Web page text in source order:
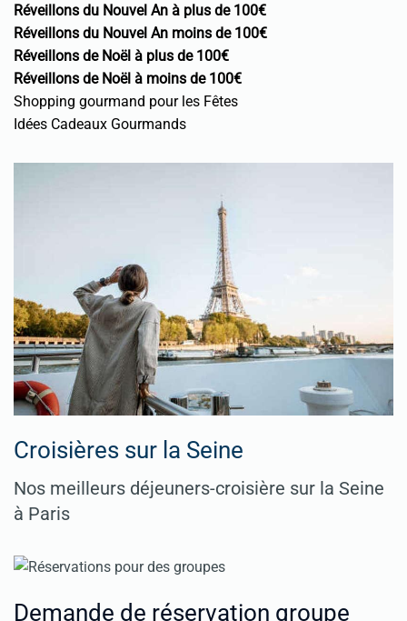
Réveillons du Nouvel An à plus de 100€
Réveillons du Nouvel An moins de 100€
Réveillons de Noël à plus de 100€
Réveillons de Noël à moins de 100€
Shopping gourmand pour les Fêtes
Idées Cadeaux Gourmands
Croisières sur la Seine
Nos meilleurs déjeuners-croisière sur la Seine
à Paris
Demande de réservation groupe